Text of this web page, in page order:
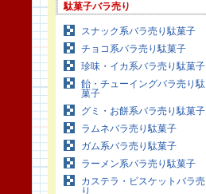
駄菓子バラ売り
スナック系バラ売り駄菓子
チョコ系バラ売り駄菓子
珍味・イカ系バラ売り駄菓子
飴・チューイングバラ売り駄
菓子
グミ・お餅系バラ売り駄菓子
ラムネバラ売り駄菓子
ガム系バラ売り駄菓子
ラーメン系バラ売り駄菓子
カステラ・ビスケットバラ売
り